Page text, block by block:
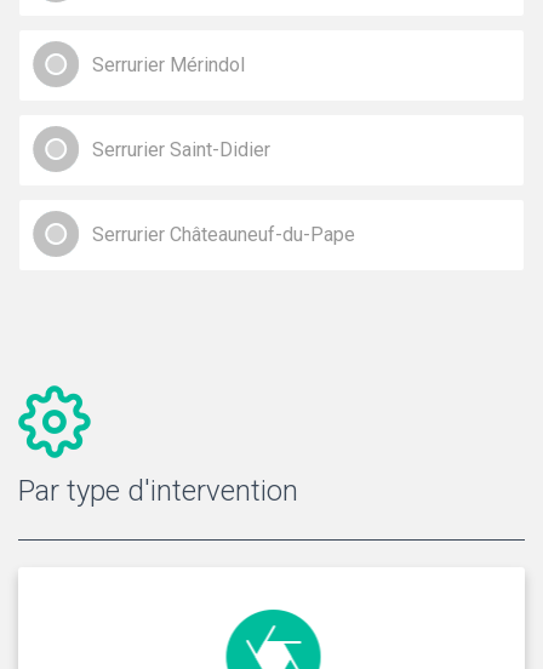
Serrurier Mérindol
Serrurier Saint-Didier
Serrurier Châteauneuf-du-Pape
Par type d'intervention